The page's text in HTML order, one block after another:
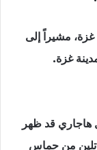
مشيراً إلى
هاجاري قد ظهر
من حماس